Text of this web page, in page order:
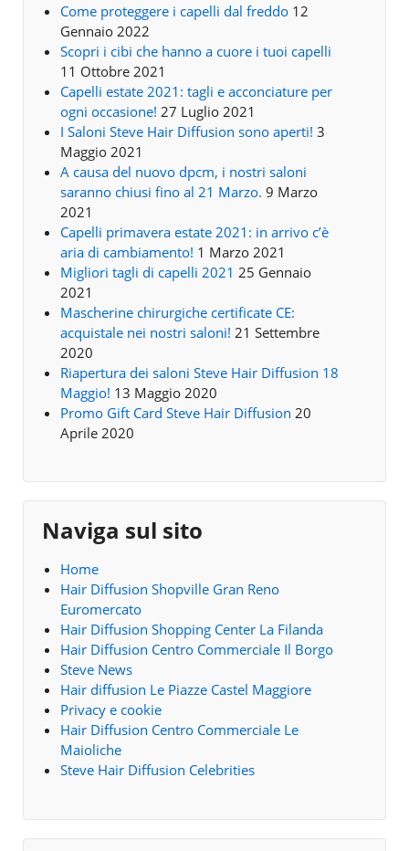
Come proteggere i capelli dal freddo 12
Gennaio 2022
Scopri i cibi che hanno a cuore i tuoi capelli
11 Ottobre 2021
Capelli estate 2021: tagli e acconciature per
ogni occasione! 27 Luglio 2021
I Saloni Steve Hair Diffusion sono aperti! 3
Maggio 2021
A causa del nuovo dpcm, i nostri saloni
saranno chiusi fino al 21 Marzo. 9 Marzo
2021
Capelli primavera estate 2021: in arrivo c’è
aria di cambiamento! 1 Marzo 2021
Migliori tagli di capelli 2021 25 Gennaio
2021
Mascherine chirurgiche certificate CE:
acquistale nei nostri saloni! 21 Settembre
2020
Riapertura dei saloni Steve Hair Diffusion 18
Maggio! 13 Maggio 2020
Promo Gift Card Steve Hair Diffusion 20
Aprile 2020
Naviga sul sito
Home
Hair Diffusion Shopville Gran Reno
Euromercato
Hair Diffusion Shopping Center La Filanda
Hair Diffusion Centro Commerciale Il Borgo
Steve News
Hair diffusion Le Piazze Castel Maggiore
Privacy e cookie
Hair Diffusion Centro Commerciale Le
Maioliche
Steve Hair Diffusion Celebrities